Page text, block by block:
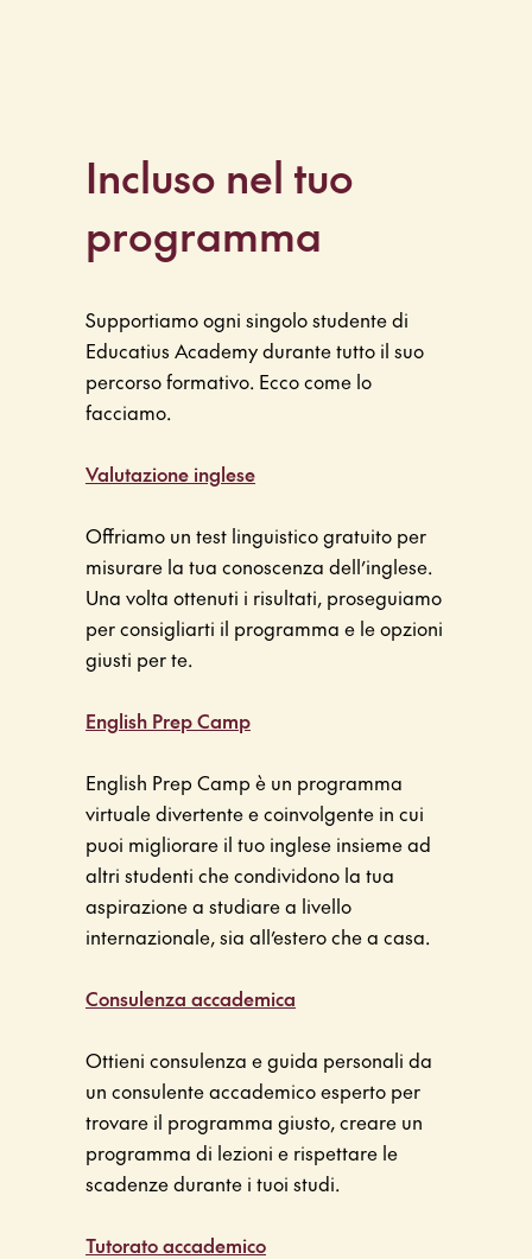
Incluso nel tuo
programma
Supportiamo ogni singolo studente di
Educatius Academy durante tutto il suo
percorso formativo. Ecco come lo
facciamo.
Valutazione inglese
Offriamo un test linguistico gratuito per
misurare la tua conoscenza dell’inglese.
Una volta ottenuti i risultati, proseguiamo
per consigliarti il ​​programma e le opzioni
giusti per te.
English Prep Camp
English Prep Camp è un programma
virtuale divertente e coinvolgente in cui
puoi migliorare il tuo inglese insieme ad
altri studenti che condividono la tua
aspirazione a studiare a livello
internazionale, sia all’estero che a casa.
Consulenza accademica
Ottieni consulenza e guida personali da
un consulente accademico esperto per
trovare il programma giusto, creare un
programma di lezioni e rispettare le
scadenze durante i tuoi studi.
Tutorato accademico